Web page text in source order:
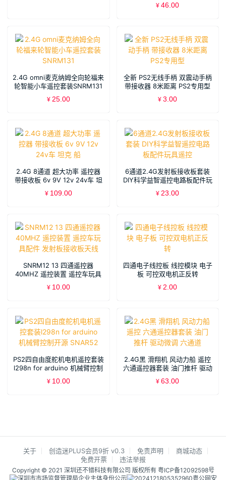
¥ 46.00
2.4G omni麦克纳姆全向轮福来
轮智能小车遥控套装SNRM131
¥ 25.00
全新 PS2无线手柄 双震动手柄
带接收器 8米距离 PS2专用型
¥ 3.00
2.4G 8通道 超大功率 遥控器
带接收板 6v 9V 12v 24v车 坦
¥ 109.00
6通道2.4G发射板接收板套装
DIY科学益智遥控电路板配件玩
¥ 23.00
SNRM12 13 四通遥控器
40MHZ 遥控装置 遥控车玩具
¥ 10.00
四通电子线控板 线控模块 电子
板 可控双电机正反转
¥ 2.00
PS2四自由度舵机电机遥控套装
l298n for arduino 机械臂控制
¥ 10.00
2.4G黑 滑翔机 风动力船 遥控
六通遥控器套装 油门推杆 驱动
¥ 63.00
关于 创造迷PLUS会员9折 v0.3 免责声明
商城动态
免费开票
违法举报
Copyright © 2021 深圳还不错科技有限公司 版权所有 粤ICP备12092598号
粤公网安